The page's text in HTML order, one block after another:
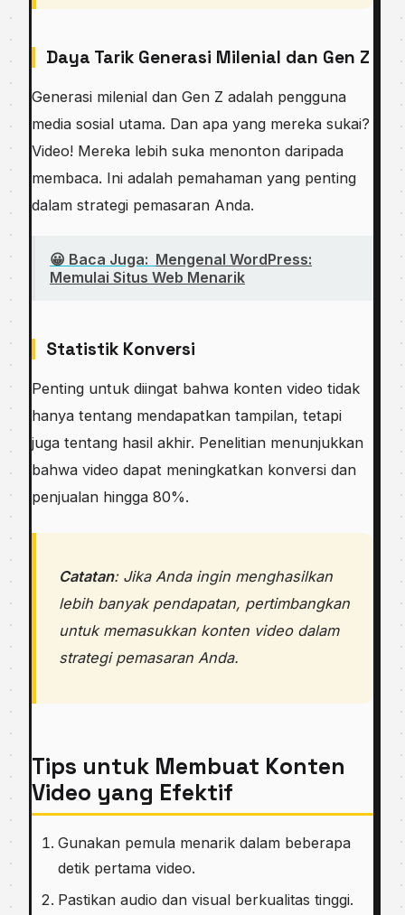
Daya Tarik Generasi Milenial dan Gen Z
Generasi milenial dan Gen Z adalah pengguna
media sosial utama. Dan apa yang mereka sukai?
Video! Mereka lebih suka menonton daripada
membaca. Ini adalah pemahaman yang penting
dalam strategi pemasaran Anda.
😀 Baca Juga: Mengenal WordPress:
Memulai Situs Web Menarik
Statistik Konversi
Penting untuk diingat bahwa konten video tidak
hanya tentang mendapatkan tampilan, tetapi
juga tentang hasil akhir. Penelitian menunjukkan
bahwa video dapat meningkatkan konversi dan
penjualan hingga 80%.
Catatan: Jika Anda ingin menghasilkan
lebih banyak pendapatan, pertimbangkan
untuk memasukkan konten video dalam
strategi pemasaran Anda.
Tips untuk Membuat Konten
Video yang Efektif
Gunakan pemula menarik dalam beberapa
detik pertama video.
Pastikan audio dan visual berkualitas tinggi.